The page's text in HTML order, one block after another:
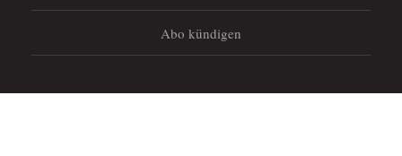
Abo kündigen